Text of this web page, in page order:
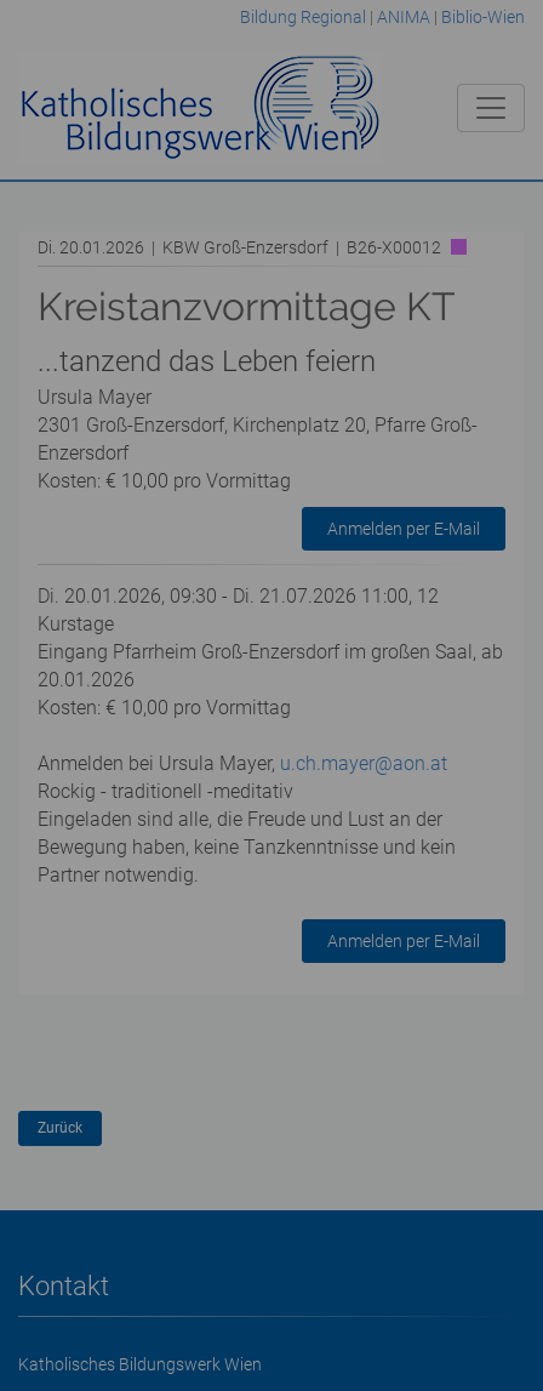
Bildung Regional | ANIMA | Biblio-Wien
Di. 20.01.2026 | KBW Groß-Enzersdorf | B26-X00012
Kreistanzvormittage KT
...tanzend das Leben feiern
Ursula Mayer
2301 Groß-Enzersdorf, Kirchenplatz 20, Pfarre Groß-
Enzersdorf
Kosten: € 10,00 pro Vormittag
Anmelden per E-Mail
Di. 20.01.2026, 09:30 - Di. 21.07.2026 11:00, 12
Kurstage
Eingang Pfarrheim Groß-Enzersdorf im großen Saal, ab
20.01.2026
Kosten: € 10,00 pro Vormittag
Anmelden bei Ursula Mayer, u.ch.mayer@aon.at
Rockig - traditionell -meditativ
Eingeladen sind alle, die Freude und Lust an der
Bewegung haben, keine Tanzkenntnisse und kein
Partner notwendig.
Anmelden per E-Mail
Kontakt
Katholisches Bildungswerk Wien